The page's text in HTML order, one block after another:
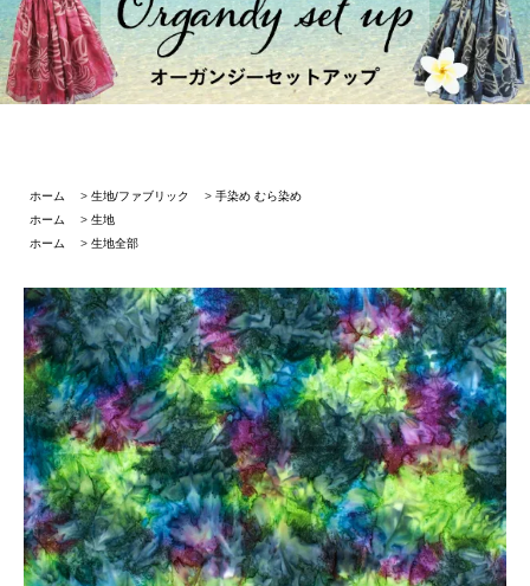
ホーム > 生地/ファブリック > 手染め むら染め
ホーム
> 生地
ホーム
> 生地全部